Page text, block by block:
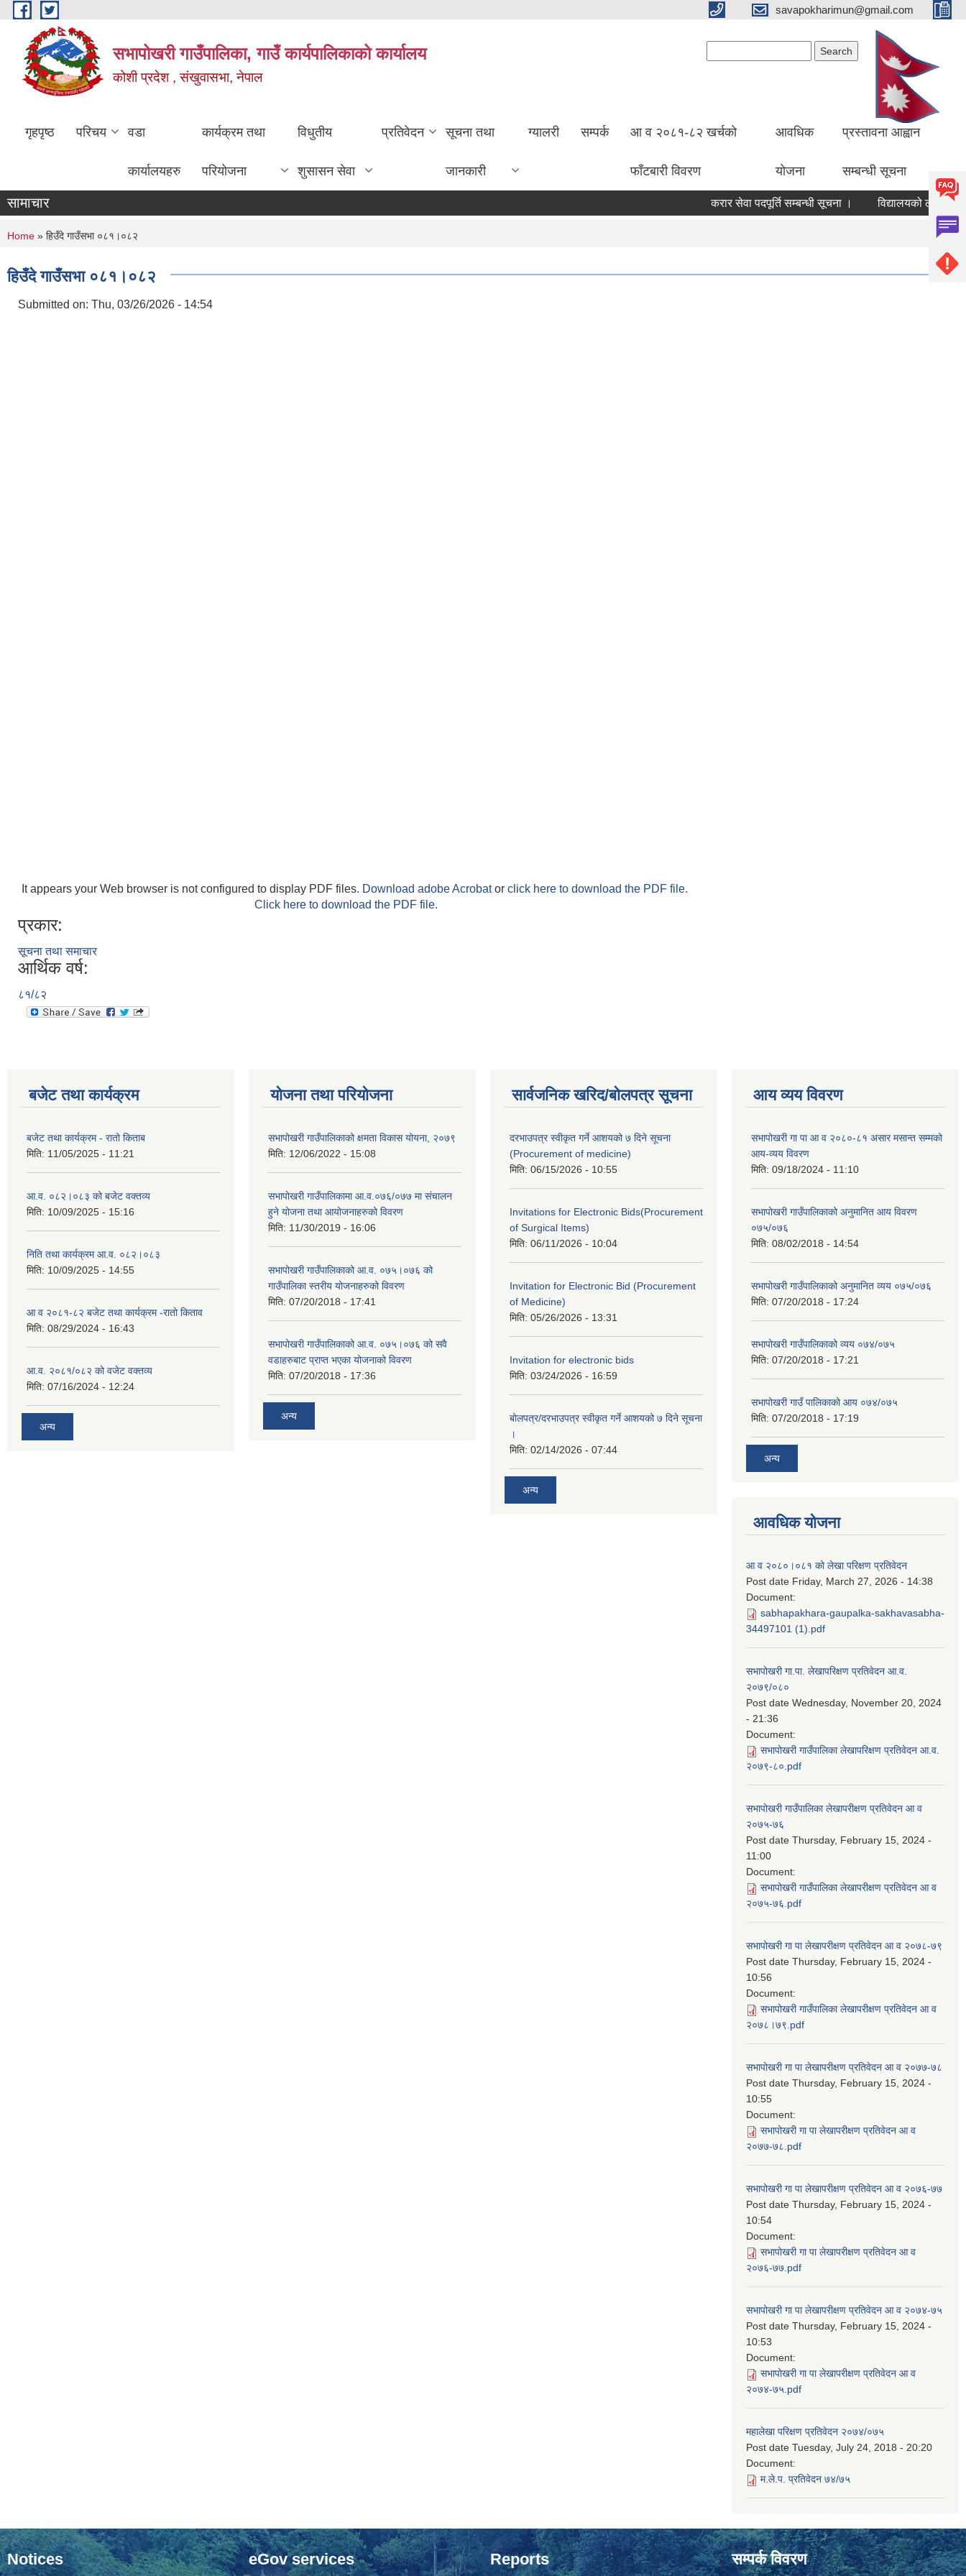
Skip to main content savapokharimun@gmail.com
सभापोखरी गाउँपालिका, गाउँ कार्यपालिकाको कार्यालय
कोशी प्रदेश , संखुवासभा, नेपाल
गृहपृष्ठ परिचय वडा
कार्यालयहरु
कार्यक्रम तथा
परियोजना
विधुतीय
शुसासन सेवा
प्रतिवेदन सूचना तथा
जानकारी
ग्यालरी सम्पर्क आ व २०८१-८२ खर्चको
फाँटबारी विवरण
आवधिक
योजना
प्रस्तावना आह्वान
सम्बन्धी सूचना
सामाचार करार सेवा पदपूर्ति सम्बन्धी सूचना ।
You are here
Home » हिउँदे गाउँसभा ०८१।०८२
हिउँदे गाउँसभा ०८१।०८२
Submitted on: Thu, 03/26/2026 - 14:54
It appears your Web browser is not configured to display PDF files. Download adobe Acrobator click here to download the PDF file.
Click here to download the PDF file.
प्रकार:
सूचना तथा समाचार
आर्थिक वर्ष:
८१/८२
बजेट तथा कार्यक्रम
बजेट तथा कार्यक्रम - रातो किताब
मिति: 11/05/2025 - 11:21
आ.व. ०८२।०८३ को बजेट वक्तव्य
मिति: 10/09/2025 - 15:16
निति तथा कार्यक्रम आ.व. ०८२।०८३
मिति: 10/09/2025 - 14:55
आ व २०८१-८२ बजेट तथा कार्यक्रम -रातो किताव
मिति: 08/29/2024 - 16:43
आ.व. २०८१/०८२ को वजेट वक्तव्य
मिति: 07/16/2024 - 12:24
अन्य
योजना तथा परियोजना
सभापोखरी गाउँपालिकाको क्षमता विकास योयना, २०७९
मिति: 12/06/2022 - 15:08
सभापोखरी गाउँपालिकामा आ.व.०७६/०७७ मा संचालन
हुने योजना तथा आयोजनाहरुको विवरण
मिति: 11/30/2019 - 16:06
सभापोखरी गाउँपालिकाको आ.व. ०७५।०७६ को
गाउँपालिका स्तरीय योजनाहरुको विवरण
मिति: 07/20/2018 - 17:41
सभापोखरी गाउँपालिकाको आ.व. ०७५।०७६ को सवै
वडाहरुबाट प्राप्त भएका योजनाको विवरण
मिति: 07/20/2018 - 17:36
अन्य
सार्वजनिक खरिद/बोलपत्र सूचना
दरभाउपत्र स्वीकृत गर्ने आशयको ७ दिने सूचना
(Procurement of medicine)
मिति: 06/15/2026 - 10:55
Invitations for Electronic Bids(Procurement
of Surgical Items)
मिति: 06/11/2026 - 10:04
Invitation for Electronic Bid (Procurement
of Medicine)
मिति: 05/26/2026 - 13:31
Invitation for electronic bids
मिति: 03/24/2026 - 16:59
बोलपत्र/दरभाउपत्र स्वीकृत गर्ने आशयको ७ दिने सूचना
।
मिति: 02/14/2026 - 07:44
अन्य
आय व्यय विवरण
सभापोखरी गा पा आ व २०८०-८१ असार मसान्त सम्मको
आय-व्यय विवरण
मिति: 09/18/2024 - 11:10
सभापोखरी गाउँपालिकाको अनुमानित आय विवरण
०७५/०७६
मिति: 08/02/2018 - 14:54
सभापोखरी गाउँपालिकाको अनुमानित व्यय ०७५/०७६
मिति: 07/20/2018 - 17:24
सभापोखरी गाउँपालिकाको व्यय ०७४/०७५
मिति: 07/20/2018 - 17:21
सभापोखरी गाउँ पालिकाको आय ०७४/०७५
मिति: 07/20/2018 - 17:19
अन्य
आवधिक योजना
आ व २०८०।०८१ को लेखा परिक्षण प्रतिवेदन
Post date Friday, March 27, 2026 - 14:38
Document:
sabhapakhara-gaupalka-sakhavasabha-
34497101 (1).pdf
सभापोखरी गा.पा. लेखापरिक्षण प्रतिवेदन आ.व.
२०७९/०८०
Post date Wednesday, November 20, 2024
- 21:36
Document:
सभापोखरी गाउँपालिका लेखापरिक्षण प्रतिवेदन आ.व.
२०७९-८०.pdf
सभापोखरी गाउँपालिका लेखापरीक्षण प्रतिवेदन आ व
२०७५-७६
Post date Thursday, February 15, 2024 -
11:00
Document:
सभापोखरी गाउँपालिका लेखापरीक्षण प्रतिवेदन आ व
२०७५-७६.pdf
सभापोखरी गा पा लेखापरीक्षण प्रतिवेदन आ व २०७८-७९
Post date Thursday, February 15, 2024 -
10:56
Document:
सभापोखरी गाउँपालिका लेखापरीक्षण प्रतिवेदन आ व
२०७८।७९.pdf
सभापोखरी गा पा लेखापरीक्षण प्रतिवेदन आ व २०७७-७८
Post date Thursday, February 15, 2024 -
10:55
Document:
सभापोखरी गा पा लेखापरीक्षण प्रतिवेदन आ व
२०७७-७८.pdf
सभापोखरी गा पा लेखापरीक्षण प्रतिवेदन आ व २०७६-७७
Post date Thursday, February 15, 2024 -
10:54
Document:
सभापोखरी गा पा लेखापरीक्षण प्रतिवेदन आ व
२०७६-७७.pdf
सभापोखरी गा पा लेखापरीक्षण प्रतिवेदन आ व २०७४-७५
Post date Thursday, February 15, 2024 -
10:53
Document:
सभापोखरी गा पा लेखापरीक्षण प्रतिवेदन आ व
२०७४-७५.pdf
महालेखा परिक्षण प्रतिवेदन २०७४/०७५
Post date Tuesday, July 24, 2018 - 20:20
Document:
म.ले.प. प्रतिवेदन ७४/७५
Notices eGov services Reports सम्पर्क विवरण